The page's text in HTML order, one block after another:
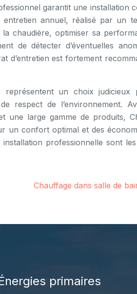
garantit une installation
annuel, réalisé par un
chaudière, optimiser sa
de détecter d’éventuelles
d’entretien est fortement
un choix judicieux
respect de l’environnement.
une large gamme de produits,
un confort optimal et des
professionnelle sont les
Chauffage dans salle de
primaires